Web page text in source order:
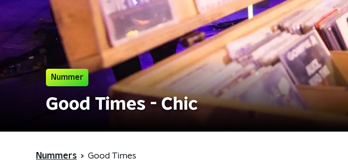
Nummer
Good Times - Chic
Nummers Good Times